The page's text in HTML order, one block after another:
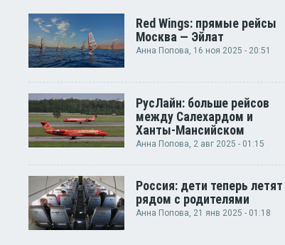
Red Wings: прямые рейсы
Москва — Эйлат
Анна Попова , 16 ноя 2025 - 20:51
РусЛайн: больше рейсов
между Салехардом и
Ханты-Мансийском
Анна Попова , 2 авг 2025 - 01:15
Россия: дети теперь летят
рядом с родителями
Анна Попова , 21 янв 2025 - 01:18